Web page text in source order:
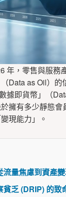
年，零售與服
Data as Oil）
據即貨幣」（
擁有多少靜態
現能力」。
量焦慮到資產
乏 (DRIP) 的致